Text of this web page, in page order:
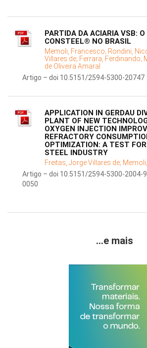
PARTIDA DA ACIARIA VSB:
CONSTEEL® NO BRASIL
Memoli, Francesco; Rondini,
Villares de; Ferrara, Ferdinando;
de Oliveira Amaral
Artigo – doi 10.5151/2594-5300-20747
APPLICATION IN GERDAU
PLANT OF NEW
OXYGEN INJECTION
REFRACTORY
OPTIMIZATION: A TEST
STEEL INDUSTRY
Freitas, Jorge Villares de;
Artigo – doi 10.5151/2594-5300-2004-
0050
...e mais